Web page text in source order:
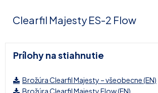
Clearfil Majesty ES-2 Flow
Prílohy na stiahnutie
Brožúra Clearfil Majesty – všeobecne (EN)
Brožúra Clearfil Majesty Flow (EN)